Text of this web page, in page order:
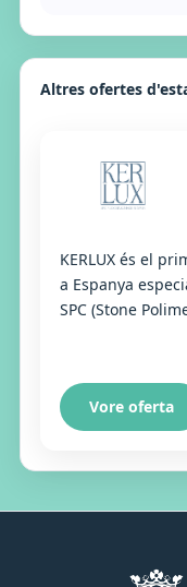
Altres ofertes
KERLUX és el
a Espanya
SPC (Stone
Vore oferta